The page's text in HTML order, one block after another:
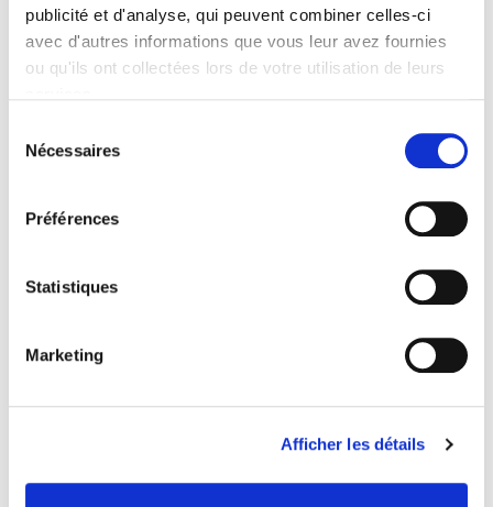
publicité et d'analyse, qui peuvent combiner celles-ci
avec d'autres informations que vous leur avez fournies
ou qu'ils ont collectées lors de votre utilisation de leurs
Nécessaires
Préférences
Statistiques
Marketing
Afficher les détails
Sinan Yüksel, Thalya Sita et Adam Lamarti : 3 jeunes
participé à la Youth Coalition pour Brussels2030 !!
C'est quoi la Youth Coalition ? C'est 100 Jeunes
l'ensemble des jeunes Bruxellois qui, sur la base des
contributions de 1000 jeunes sur la plateforme
Brussels2030 . Ils ont travaillé 3 jours sur ce sujet au